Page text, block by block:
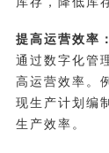
提高运营效率：
通过数字化管
高运营效率。
现生产计划编
生产效率。